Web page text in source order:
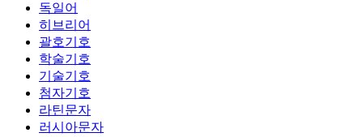
독일어
히브리어
괄호기호
학술기호
기술기호
첨자기호
라틴문자
러시아문자